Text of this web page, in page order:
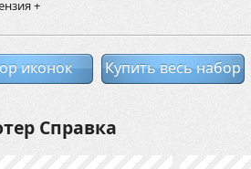
+
иконок Купить весь набор
Справка